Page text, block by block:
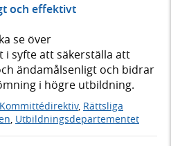
och effektivt
se över
i syfte att säkerställa att
ändamålsenligt och bidrar
i högre utbildning.
Kommittédirektiv, Rättsliga
Utbildningsdepartementet